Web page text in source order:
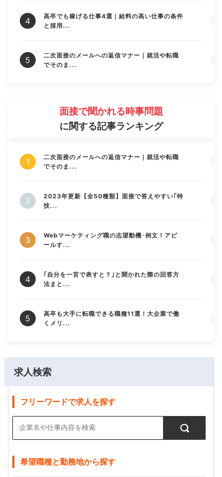
求人検索
フリーワードで求人を探す
希望職種と勤務地から探す
高卒でも稼げる仕事4選｜給料の高い仕事の条件
と採用...
二次面接のメールへの返信マナー｜就活や転職
でそのま...
面接で聞かれる時事問題
に関する記事ランキング
二次面接のメールへの返信マナー｜就活や転職
でそのま...
2023年更新【全50種類】面接で答えやすい｢特
技...
Webマーケティング職の志望動機･例文！アピ
ールす...
｢自分を一言で表すと？｣と聞かれた際の回答方
法まと...
高卒も大手に転職できる職種11選！大企業で働
くメリ...